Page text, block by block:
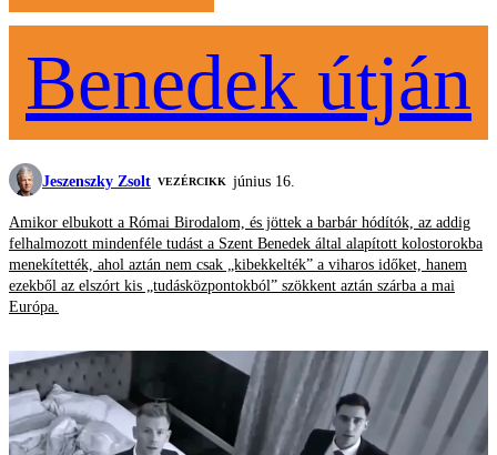
Benedek útján
Jeszenszky Zsolt VEZÉRCIKK június 16.
Amikor elbukott a Római Birodalom, és jöttek a barbár hódítók, az addig
felhalmozott mindenféle tudást a Szent Benedek által alapított kolostorokba
menekítették, ahol aztán nem csak „kibekkelték” a viharos időket, hanem
ezekből az elszórt kis „tudásközpontokból” szökkent aztán szárba a mai
Európa.